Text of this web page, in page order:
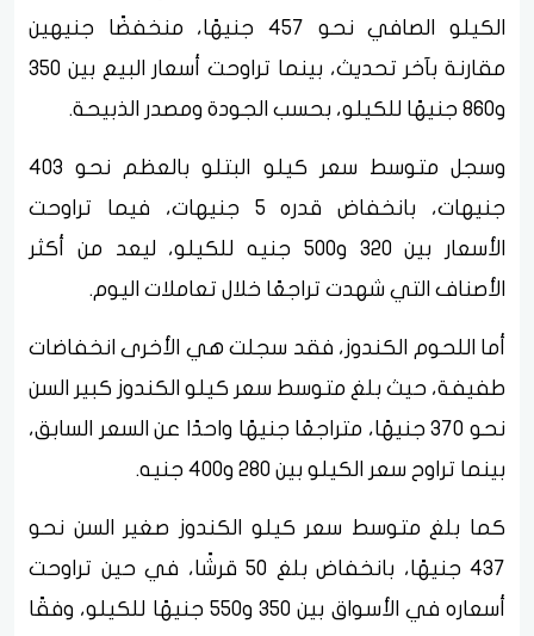
الكيلو الصافي نحو 457 جنيهًا، منخفضًا جنيهين
مقارنة بآخر تحديث، بينما تراوحت أسعار البيع بين 350
و860 جنيهًا للكيلو، بحسب الجودة ومصدر الذبيحة.
وسجل متوسط سعر كيلو البتلو بالعظم نحو 403
جنيهات، بانخفاض قدره 5 جنيهات، فيما تراوحت
الأسعار بين 320 و500 جنيه للكيلو، ليعد من أكثر
الأصناف التي شهدت تراجعًا خلال تعاملات اليوم.
أما اللحوم الكندوز، فقد سجلت هي الأخرى انخفاضات
طفيفة، حيث بلغ متوسط سعر كيلو الكندوز كبير السن
نحو 370 جنيهًا، متراجعًا جنيهًا واحدًا عن السعر السابق،
بينما تراوح سعر الكيلو بين 280 و400 جنيه.
كما بلغ متوسط سعر كيلو الكندوز صغير السن نحو
437 جنيهًا، بانخفاض بلغ 50 قرشًا، في حين تراوحت
أسعاره في الأسواق بين 350 و550 جنيهًا للكيلو، وفقًا